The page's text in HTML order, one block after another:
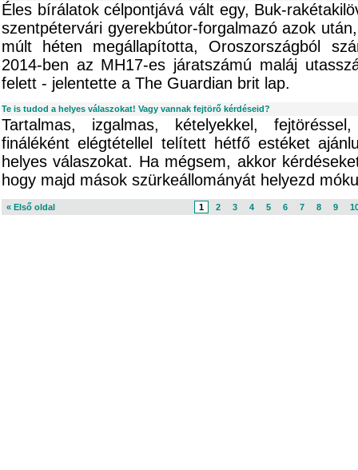
Éles bírálatok célpontjává vált egy, Buk-
szentpétervári gyerekbútor-forgalmazó azok
múlt héten megállapította, Oroszországból
2014-ben az MH17-es járatszámú maláj
felett - jelentette a The Guardian brit lap.
Te is tudod a helyes válaszokat! Vagy vannak fejtörő kérdéseid?
Tartalmas, izgalmas, kételyekkel,
fináléként elégtétellel telített hétfő estéket
helyes válaszokat. Ha mégsem, akkor
hogy majd mások szürkeállományát helyezd
« Első oldal 1 2 3 4 5 6 7 8 9